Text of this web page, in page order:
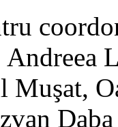
Muşat,